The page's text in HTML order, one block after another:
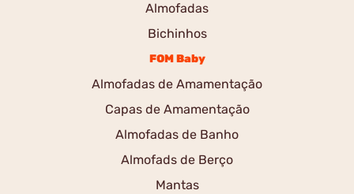
Almofadas
Bichinhos
FOM Baby
Almofadas de Amamentação
Capas de Amamentação
Almofadas de Banho
Almofads de Berço
Mantas